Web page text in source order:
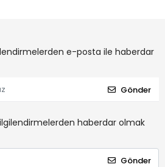
e-posta ile haberdar
Gönder
haberdar olmak
Gönder